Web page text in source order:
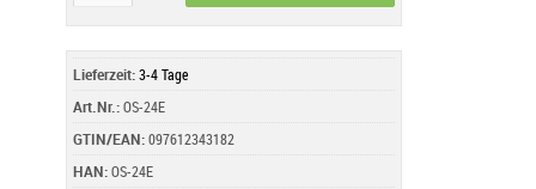
Lieferzeit:3-4 Tage
Art.Nr.:OS-24E
GTIN/EAN:097612343182
HAN:OS-24E